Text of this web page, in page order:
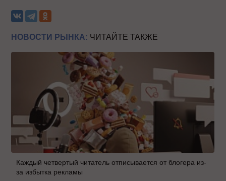
НОВОСТИ РЫНКА: ЧИТАЙТЕ ТАКЖЕ
Каждый четвертый читатель отписывается от блогера из-
за избытка рекламы